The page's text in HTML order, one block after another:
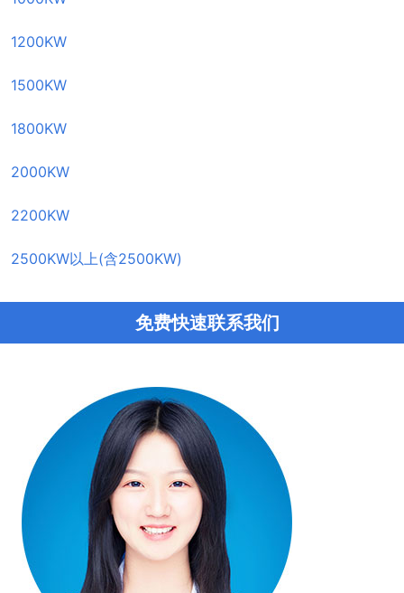
1200KW
1500KW
1800KW
2000KW
2200KW
2500KW以上(含2500KW)
免费快速联系我们